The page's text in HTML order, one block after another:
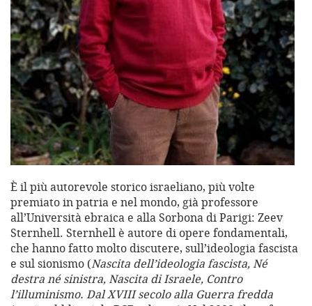
È il più autorevole storico israeliano, più volte
premiato in patria e nel mondo, già professore
all’Università ebraica e alla Sorbona di Parigi: Zeev
Sternhell. Sternhell è autore di opere fondamentali,
che hanno fatto molto discutere, sull’ideologia fascista
e sul sionismo (Nascita dell’ideologia fascista, Né
destra né sinistra, Nascita di Israele, Contro
l’illuminismo. Dal XVIII secolo alla Guerra fredda